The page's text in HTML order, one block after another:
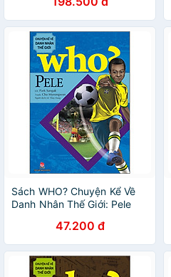
Sách WHO? Chuyện Kể Về
Danh Nhân Thế Giới: Pele
47.200 đ